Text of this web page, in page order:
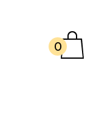
0